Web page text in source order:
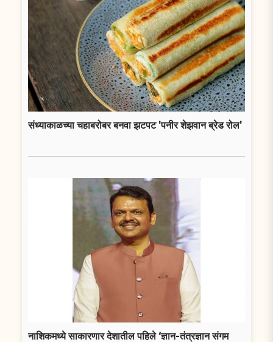
संध्याकाळच्या चहाबरोबर बनवा झटपट 'पनीर शेझवान ब्रेड रोल'
नाशिकमध्ये साकारणार देशातील पहिले ‘ज्ञान-तंत्रज्ञान संगम